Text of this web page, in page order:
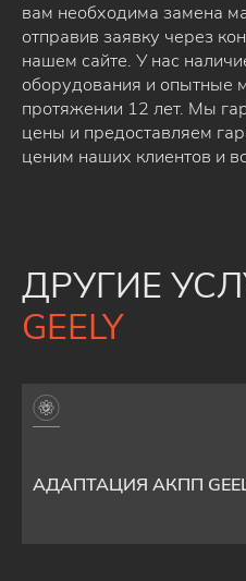
вам необходима замена
отправив заявку через
нашем сайте. У нас
оборудования и опытные
протяжении 12 лет. Мы
цены и предоставляем
ценим наших клиентов и
ДРУГИЕ
GEELY
АДАПТАЦИЯ АКПП